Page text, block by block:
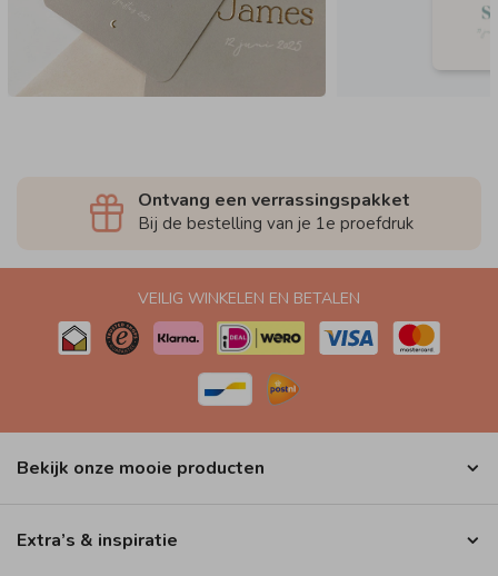
Ontvang een verrassingspakket
Bij de bestelling van je 1e proefdruk
VEILIG WINKELEN EN BETALEN
Bekijk onze mooie producten
Extra’s & inspiratie